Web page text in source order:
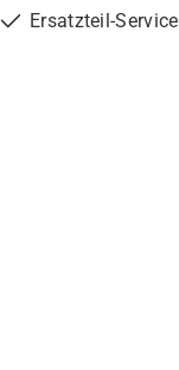
Ersatzteil-Service